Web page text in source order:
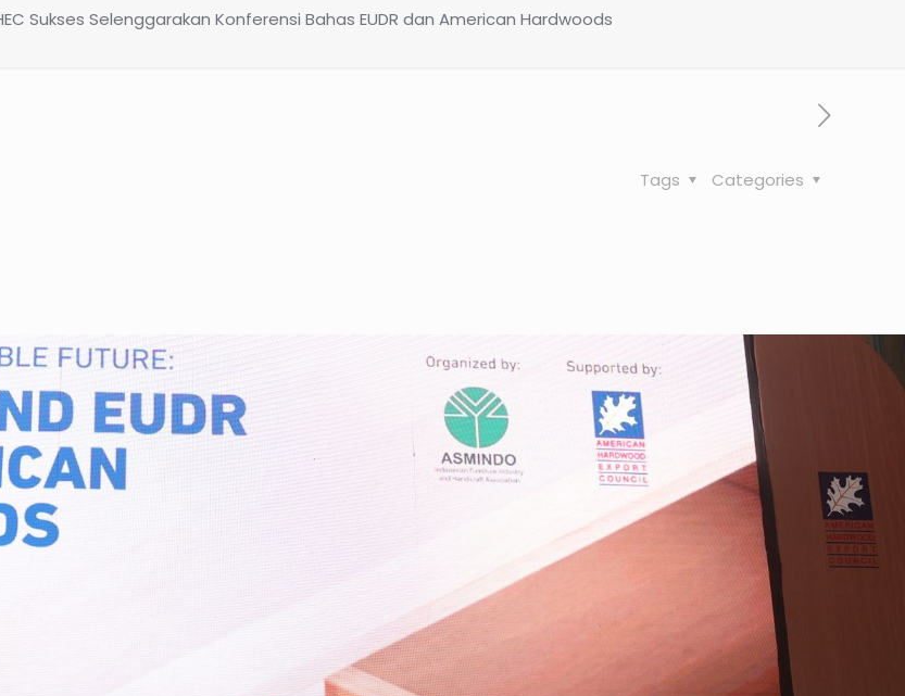
Sukses Selenggarakan Konferensi Bahas EUDR dan American Hardwoods
Categories
Tags